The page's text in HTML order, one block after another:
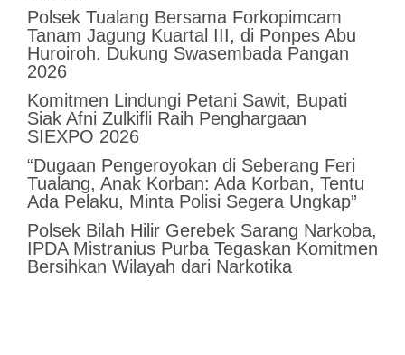
Polsek Tualang Bersama Forkopimcam
Tanam Jagung Kuartal III, di Ponpes Abu
Huroiroh. Dukung Swasembada Pangan
2026
Komitmen Lindungi Petani Sawit, Bupati
Siak Afni Zulkifli Raih Penghargaan
SIEXPO 2026
“Dugaan Pengeroyokan di Seberang Feri
Tualang, Anak Korban: Ada Korban, Tentu
Ada Pelaku, Minta Polisi Segera Ungkap”
Polsek Bilah Hilir Gerebek Sarang Narkoba,
IPDA Mistranius Purba Tegaskan Komitmen
Bersihkan Wilayah dari Narkotika